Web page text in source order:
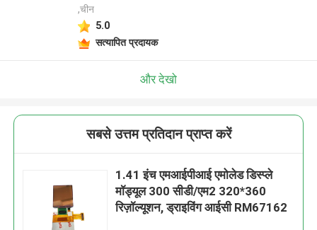
,चीन
5.0
सत्यापित प्रदायक
और देखो
सबसे उत्तम प्रतिदान प्राप्त करें
1.41 इंच एमआईपीआई एमोलेड डिस्प्ले
मॉड्यूल 300 सीडी/एम2 320*360
रिज़ॉल्यूशन, ड्राइविंग आईसी RM67162